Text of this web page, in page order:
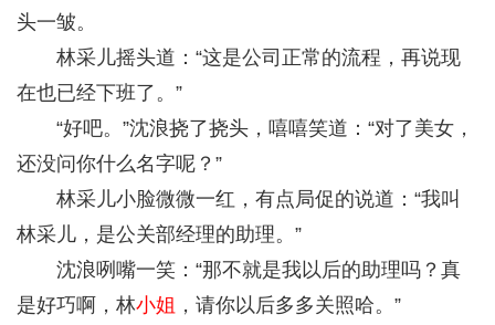
头一皱。
林采儿摇头道：“这是公司正常的流程，再说现
在也已经下班了。”
“好吧。”沈浪挠了挠头，嘻嘻笑道：“对了美女，
还没问你什么名字呢？”
林采儿小脸微微一红，有点局促的说道：“我叫
林采儿，是公关部经理的助理。”
沈浪咧嘴一笑：“那不就是我以后的助理吗？真
是好巧啊，林小姐 ，请你以后多多关照哈。”